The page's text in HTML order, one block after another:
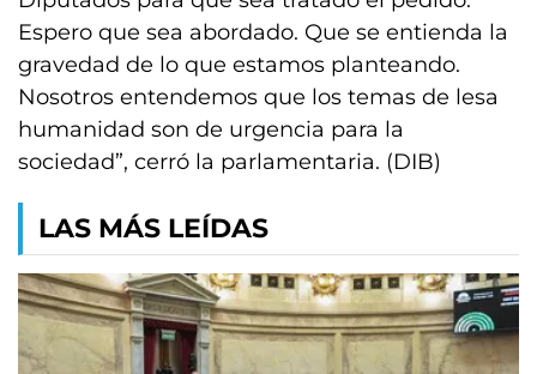
Espero que sea abordado. Que se entienda la
gravedad de lo que estamos planteando.
Nosotros entendemos que los temas de lesa
humanidad son de urgencia para la
sociedad”, cerró la parlamentaria. (DIB)
LAS MÁS LEÍDAS